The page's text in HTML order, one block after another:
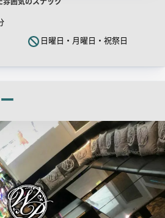
日曜日・月曜日・祝祭日